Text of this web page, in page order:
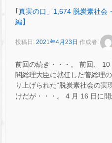
｢真実の口」1,674 脱炭素社会
編】
投稿日: 2021年4月23日 作成者:
前回の続き・・・。 前回、
閣総理大臣に就任した菅総理
り上げられた“脱炭素社会の実
けだが・・・。 4 月 16 日に